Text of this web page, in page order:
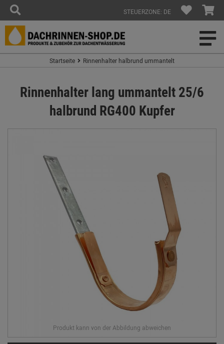
STEUERZONE: DE
Startseite Rinnenhalter halbrund ummantelt
Rinnenhalter lang ummantelt 25/6
halbrund RG400 Kupfer